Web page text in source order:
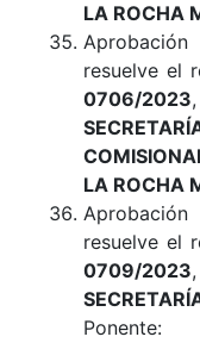
LA ROCHA
resuelve el
0706/2023
LA ROCHA
resuelve el
0709/2023
Ponente: